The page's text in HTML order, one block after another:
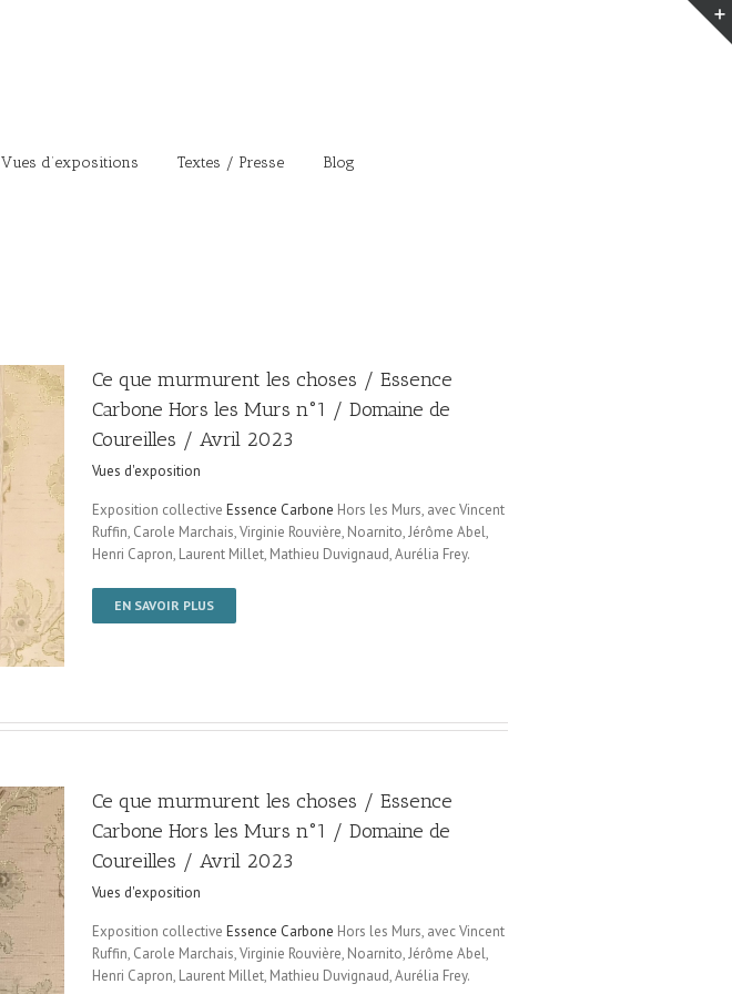
Vues d’expositions Textes / Presse Blog
Ce que murmurent les choses / Essence
Carbone Hors les Murs n°1 / Domaine de
Coureilles / Avril 2023
Vues d'exposition
Exposition collective Essence Carbone Hors les Murs, avec Vincent
Ruffin, Carole Marchais, Virginie Rouvière, Noarnito, Jérôme Abel,
Henri Capron, Laurent Millet, Mathieu Duvignaud, Aurélia Frey.
EN SAVOIR PLUS
Ce que murmurent les choses / Essence
Carbone Hors les Murs n°1 / Domaine de
Coureilles / Avril 2023
Vues d'exposition
Exposition collective Essence Carbone Hors les Murs, avec Vincent
Ruffin, Carole Marchais, Virginie Rouvière, Noarnito, Jérôme Abel,
Henri Capron, Laurent Millet, Mathieu Duvignaud, Aurélia Frey.